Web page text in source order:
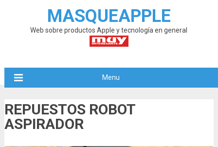
MASQUEAPPLE
Web sobre productos Apple y tecnología en general
Menu
REPUESTOS ROBOT
ASPIRADOR